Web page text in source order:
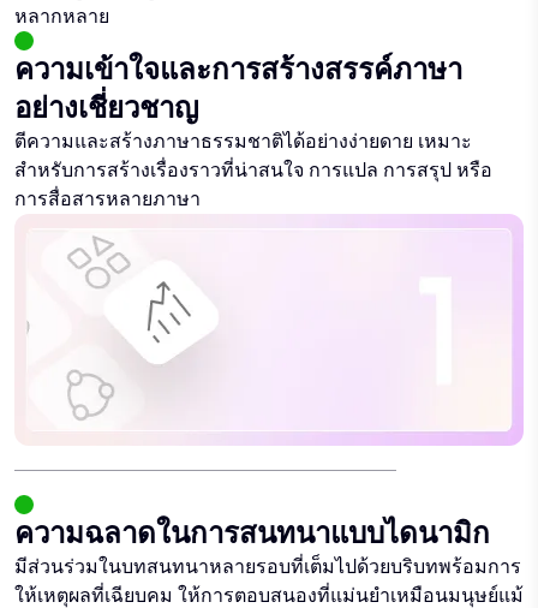
หลากหลาย
ความเข้าใจและการสร้างสรรค์ภาษา
อย่างเชี่ยวชาญ
ตีความและสร้างภาษาธรรมชาติได้อย่างง่ายดาย เหมาะ
สำหรับการสร้างเรื่องราวที่น่าสนใจ การแปล การสรุป หรือ
การสื่อสารหลายภาษา
ความฉลาดในการสนทนาแบบไดนามิก
มีส่วนร่วมในบทสนทนาหลายรอบที่เต็มไปด้วยบริบทพร้อมการ
ให้เหตุผลที่เฉียบคม ให้การตอบสนองที่แม่นยำเหมือนมนุษย์แม้